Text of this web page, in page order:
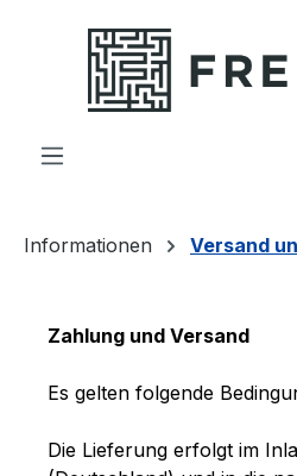
Zum Hauptinhalt springen
Informationen Versand
Zahlung und Versand
Es gelten folgende
Die Lieferung erfolgt im